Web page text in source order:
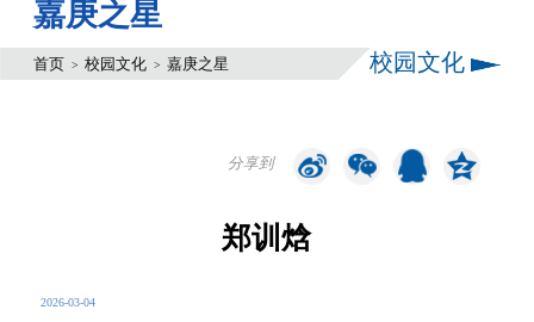
嘉庚之星
首页 > 校园文化 > 嘉庚之星 校园文化
分享到
郑训焓
2026-03-04